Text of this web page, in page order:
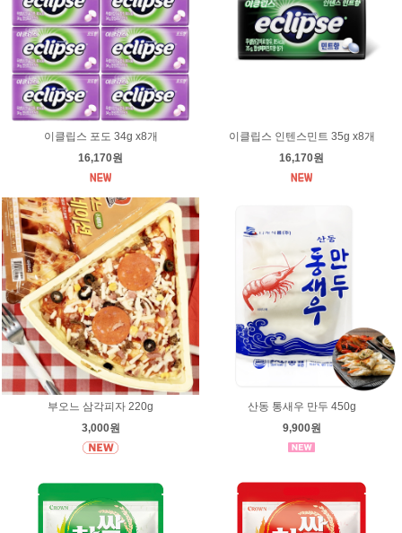
이클립스 포도 34g x8개
16,170원
이클립스 인텐스민트 35g x8개
16,170원
부오느 삼각피자 220g
3,000원
산동 통새우 만두 450g
9,900원